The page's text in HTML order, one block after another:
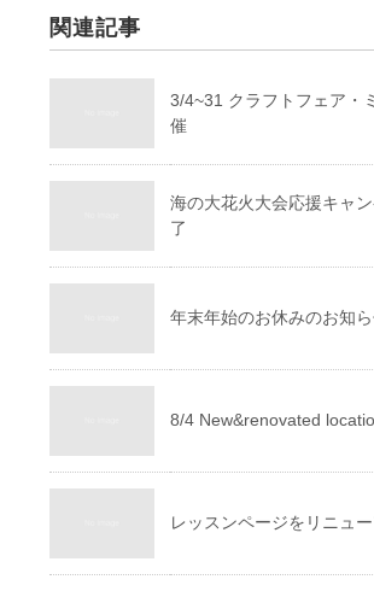
関連記事
3/4~31 クラフトフェア・
催
海の大花火大会応援キャ
了
年末年始のお休みのお知
8/4 New&renovated
レッスンページをリニュ